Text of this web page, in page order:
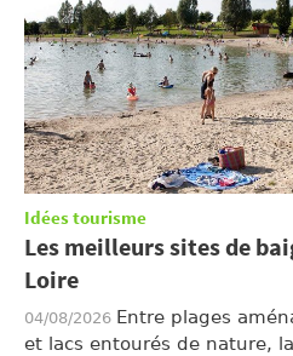
Idées tourisme
Les meilleurs sites de
Loire
04/08/2026 Entre plages
et lacs entourés de nature,